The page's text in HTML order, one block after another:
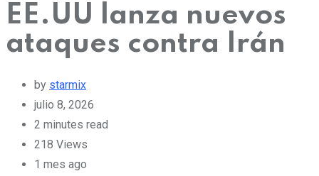
EE.UU lanza nuevos
ataques contra Irán
by starmix
julio 8, 2026
2 minutes read
218 Views
1 mes ago